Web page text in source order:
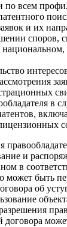
по всем
и их
споров,
в
и
в
может быть
об